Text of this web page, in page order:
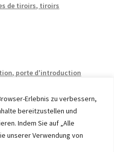
Erlebnis zu verbessern,
bereitzustellen und
Indem Sie auf „Alle
unserer Verwendung von
de tiroirs, tiroirs
porte d'introduction
member of the ERUON